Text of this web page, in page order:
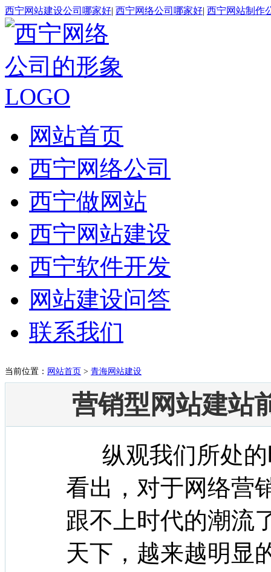
西宁网站建设公司哪家好| 西宁网络公司哪家好| 西宁网站制作
网站首页
西宁网络公司
西宁做网站
西宁网站建设
西宁软件开发
网站建设问答
联系我们
当前位置： 网站首页 > 青海网站建设
营销型网站建站
纵观我们所处的
看出，对于网络营
跟不上时代的潮流
天下，越来越明显